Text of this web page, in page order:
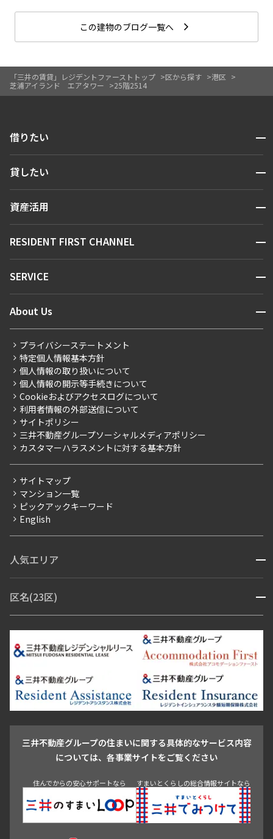
「三井の賃貸」レジデントファーストトップ 区から探す
港区
芝浦アイランド エアタワー
25階2514
この建物のブログ一覧へ
借りたい 開閉
人気エリアから探す
新着情報から探す
新着募集情報
こだわりから探す
こだわり一覧
プレミアムマンション
新築
当社限定（港区・渋谷区）
当社限定（港区・渋谷区以外）
三井不動産企画
賃料改定
フリーレント
ペット可
ブランドマンション
貸したい 開閉
お問い合わせ
資産活用 開閉
お問い合わせ
RESIDENT FIRST CHANNEL 開閉
マンションレポート
住まいのコラム
SERVICE 開閉
会員ページ
ご入居・提携サービス
お部屋探しからご契約まで
よくあるご質問
社宅紹介
【仲介会社様向け】当社仲介事業部取り扱い物件入居申込
About Us 開閉
会社情報
事業案内
採用情報
ニュースリリース
お問い合わせ
プライバシーステートメント
特定個人情報基本方針
個人情報の取り扱いについて
個人情報の開示等手続きについて
Cookieおよびアクセスログについて
利用者情報の外部送信について
サイトポリシー
三井不動産グループソーシャルメディアポリシー
カスタマーハラスメントに対する基本方針
サイトマップ
マンション一覧
ピックアックキーワード
English
人気エリア 開閉
青山・表参道・原宿
市ヶ谷・神楽坂・飯田橋
三田・芝・浜松町
芝浦・汐留・品川
月島・勝どき・豊洲
本郷・春日・小石川
目白・高田馬場・早稲田
池尻大橋・三軒茶屋
祐天寺・学芸大学・自由が丘
駒沢・用賀・二子玉川
成城・砧
池袋・板橋・王子
青山 渋谷 東京・大手町 新宿 品川
目黒・中目黒
区名(23区) 開閉
江東区 台東区 墨田区
中野区
豊島区
杉並区 板橋区 練馬区 荒川区
足立区
葛飾区
江戸川区
三井不動産グループの住まいに関する具体的なサービス内容
については、各事業サイトをご覧ください
住んでからの安心サポートなら すまいとくらしの総合情報サイトなら